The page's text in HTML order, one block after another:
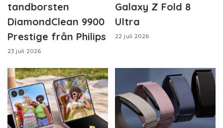
tandborsten
DiamondClean 9900
Prestige från Philips
23 juli 2026
Galaxy Z Fold 8
Ultra
22 juli 2026